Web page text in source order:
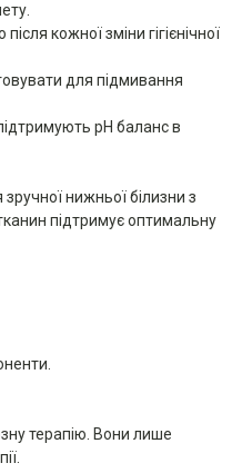
кожної зміни гігієнічної
для підмивання
рН баланс в
нижньої білизни з
підтримує оптимальну
терапію. Вони лише